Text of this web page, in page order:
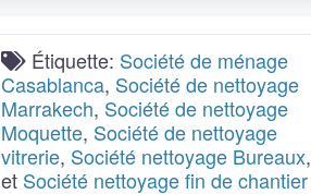
Étiquette: Société de ménage
Casablanca, Société de nettoyage
Marrakech, Société de nettoyage
Moquette, Société de nettoyage
vitrerie, Société nettoyage Bureaux,
et Société nettoyage fin de chantier